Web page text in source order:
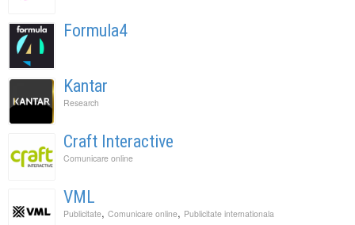
Formula4
Kantar
Research
Craft Interactive
Comunicare online
VML
Publicitate, Comunicare online, Publicitate internationala